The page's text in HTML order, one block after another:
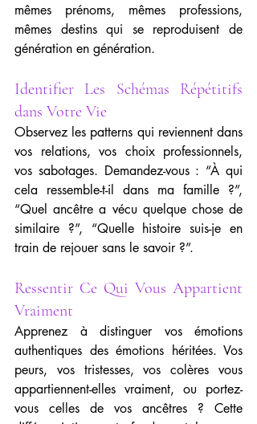
mêmes prénoms, mêmes professions,
mêmes destins qui se reproduisent de
génération en génération.
Identifier Les Schémas Répétitifs
dans Votre Vie
Observez les patterns qui reviennent dans
vos relations, vos choix professionnels,
vos sabotages. Demandez-vous : “À qui
cela ressemble-t-il dans ma famille ?”,
“Quel ancêtre a vécu quelque chose de
similaire ?”, “Quelle histoire suis-je en
train de rejouer sans le savoir ?”.
Ressentir Ce Qui Vous Appartient
Vraiment
Apprenez à distinguer vos émotions
authentiques des émotions héritées. Vos
peurs, vos tristesses, vos colères vous
appartiennent-elles vraiment, ou portez-
vous celles de vos ancêtres ? Cette